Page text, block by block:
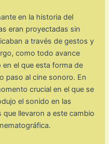
en la historia del
eran proyectadas sin
a través de gestos y
como todo avance
el que esta forma de
paso al cine sonoro. En
crucial en el que se
el sonido en las
llevaron a este cambio